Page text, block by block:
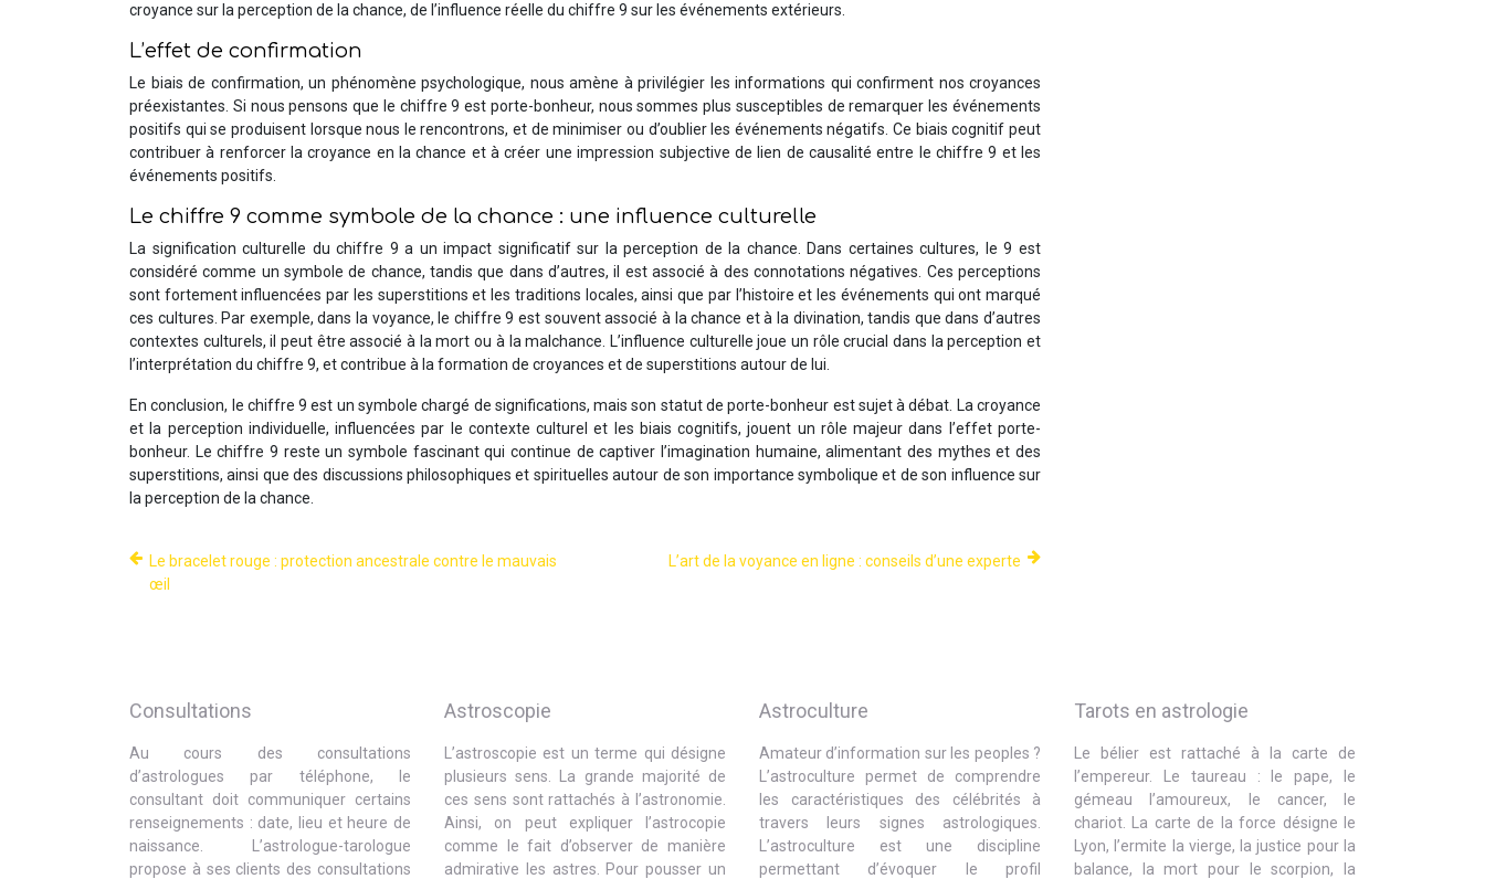
croyance sur la perception de la chance, de l’influence réelle du chiffre 9 sur les événements extérieurs.
L’effet de confirmation
Le biais de confirmation, un phénomène psychologique, nous amène à privilégier les informations qui confirment nos croyances
préexistantes. Si nous pensons que le chiffre 9 est porte-bonheur, nous sommes plus susceptibles de remarquer les événements
positifs qui se produisent lorsque nous le rencontrons, et de minimiser ou d’oublier les événements négatifs. Ce biais cognitif peut
contribuer à renforcer la croyance en la chance et à créer une impression subjective de lien de causalité entre le chiffre 9 et les
événements positifs.
Le chiffre 9 comme symbole de la chance : une influence culturelle
La signification culturelle du chiffre 9 a un impact significatif sur la perception de la chance. Dans certaines cultures, le 9 est
considéré comme un symbole de chance, tandis que dans d’autres, il est associé à des connotations négatives. Ces perceptions
sont fortement influencées par les superstitions et les traditions locales, ainsi que par l’histoire et les événements qui ont marqué
ces cultures. Par exemple, dans la voyance, le chiffre 9 est souvent associé à la chance et à la divination, tandis que dans d’autres
contextes culturels, il peut être associé à la mort ou à la malchance. L’influence culturelle joue un rôle crucial dans la perception et
l’interprétation du chiffre 9, et contribue à la formation de croyances et de superstitions autour de lui.
En conclusion, le chiffre 9 est un symbole chargé de significations, mais son statut de porte-bonheur est sujet à débat. La croyance
et la perception individuelle, influencées par le contexte culturel et les biais cognitifs, jouent un rôle majeur dans l’effet porte-
bonheur. Le chiffre 9 reste un symbole fascinant qui continue de captiver l’imagination humaine, alimentant des mythes et des
superstitions, ainsi que des discussions philosophiques et spirituelles autour de son importance symbolique et de son influence sur
la perception de la chance.
Le bracelet rouge : protection ancestrale contre le mauvais
œil
L’art de la voyance en ligne : conseils d’une experte
Consultations
Au cours des consultations
d’astrologues par téléphone, le
consultant doit communiquer certains
renseignements : date, lieu et heure de
naissance. L’astrologue-tarologue
propose à ses clients des consultations
Astroscopie
L’astroscopie est un terme qui désigne
plusieurs sens. La grande majorité de
ces sens sont rattachés à l’astronomie.
Ainsi, on peut expliquer l’astrocopie
comme le fait d’observer de manière
admirative les astres. Pour pousser un
Astroculture
Amateur d’information sur les peoples ?
L’astroculture permet de comprendre
les caractéristiques des célébrités à
travers leurs signes astrologiques.
L’astroculture est une discipline
permettant d’évoquer le profil
Tarots en astrologie
Le bélier est rattaché à la carte de
l’empereur. Le taureau : le pape, le
gémeau l’amoureux, le cancer, le
chariot. La carte de la force désigne le
Lyon, l’ermite la vierge, la justice pour la
balance, la mort pour le scorpion, la